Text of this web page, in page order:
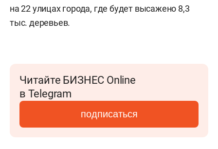
на 22 улицах города, где будет высажено 8,3
тыс. деревьев.
Читайте БИЗНЕС Online
в Telegram
подписаться